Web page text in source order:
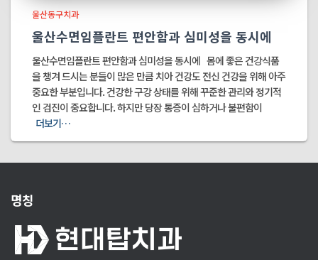
울산동구치과
울산수면임플란트 편안함과 심미성을 동시에
울산수면임플란트 편안함과 심미성을 동시에 몸에 좋은 건강식품
을 챙겨 드시는 분들이 많은 만큼 치아 건강도 전신 건강을 위해 아주
중요한 부분입니다. 건강한 구강 상태를 위해 꾸준한 관리와 정기적
인 검진이 중요합니다. 하지만 당장 통증이 심하거나 불편함이
더보기…
명칭